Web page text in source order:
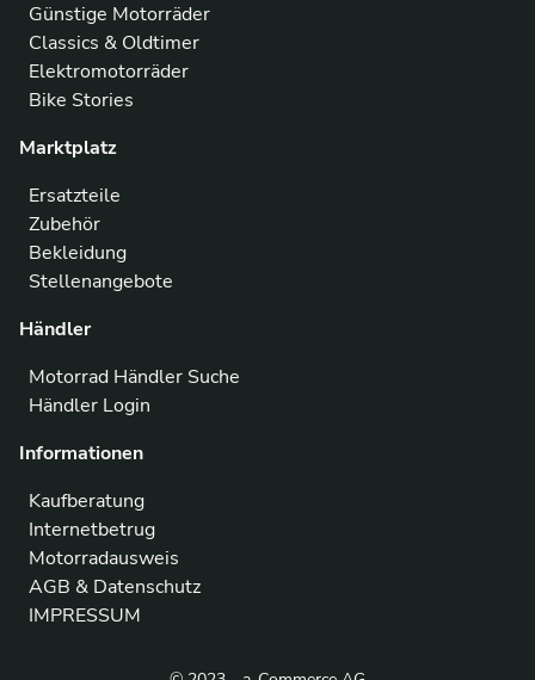
Günstige Motorräder
Classics & Oldtimer
Elektromotorräder
Bike Stories
Marktplatz
Ersatzteile
Zubehör
Bekleidung
Stellenangebote
Händler
Motorrad Händler Suche
Händler Login
Informationen
Kaufberatung
Internetbetrug
Motorradausweis
AGB & Datenschutz
IMPRESSUM